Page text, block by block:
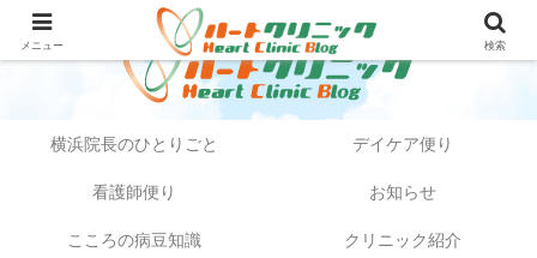
横浜院長のひとりごと デイケア便り
看護師便り お知らせ
こころの病豆知識 クリニック紹介
メニュー 検索